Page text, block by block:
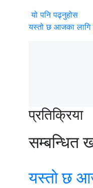
यो पनि पढ्नुहोस
यस्तो छ आजका
प्रतिक्रिया
सम्बन्धित
यस्तो छ